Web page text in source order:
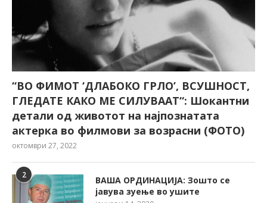
“ВО ФИМОТ ‘ДЛАБОКО ГРЛО’, ВСУШНОСТ,
ГЛЕДАТЕ КАКО МЕ СИЛУВААТ“: Шокантни
детали од животот на најпознатата
актерка во филмови за возрасни (ФОТО)
октомври 27, 2022
2
ВАША ОРДИНАЦИЈА: Зошто се
јавува зуење во ушите